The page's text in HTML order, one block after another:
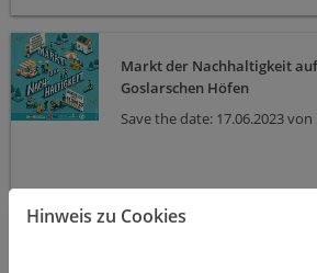
Markt der Nachhaltigkeit
Goslarschen Höfen
Save the date: 17.06.2023
Hinweis zu Cookies